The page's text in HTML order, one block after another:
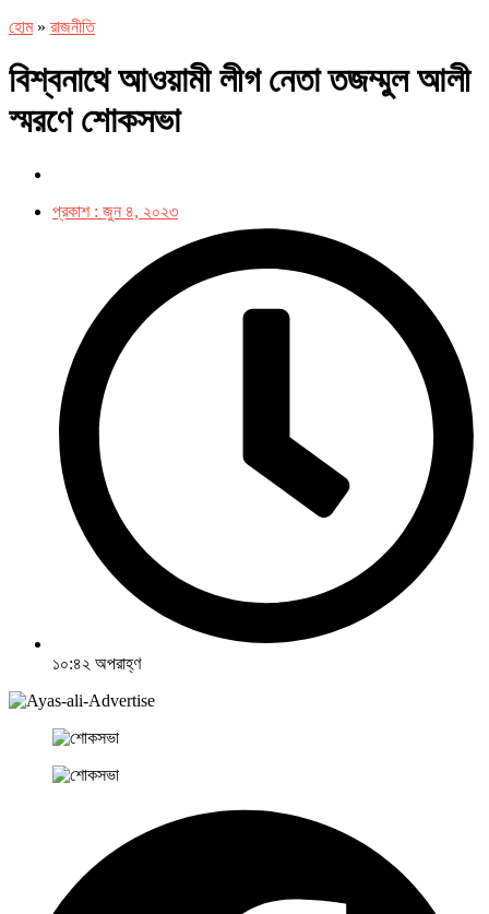
হোম» রাজনীতি
বিশ্বনাথে আওয়ামী লীগ নেতা তজম্মুল আলী
স্মরণে শোকসভা
প্রকাশ : জুন ৪, ২০২৩
১০:৪২ অপরাহ্ণ